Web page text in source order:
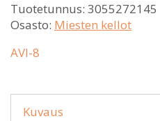
Tuotetunnus: 3055272145
Osasto: Miesten kellot
AVI-8
Kuvaus